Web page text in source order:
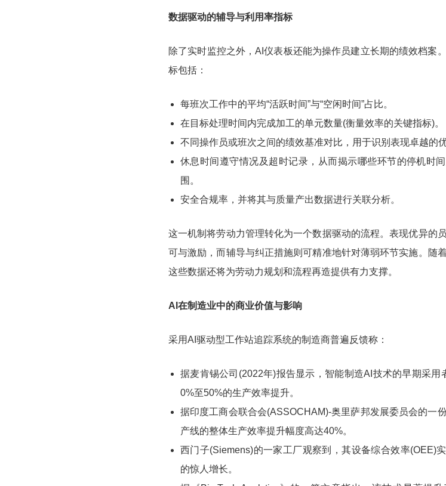
数据驱动的辅导与利用率指标
除了实时监控之外，AI仪表板还能为操作员建立长期的绩效档案
标包括：
每班次工作中的平均“活跃时间”与“空闲时间”占比。
在目标处理时间内完成加工的单元数量(衡量效率的关键指标)。
不同操作员或班次之间的绩效基准对比，用于识别表现卓越的优
休息时间遵守情况及超时记录，从而揭示哪些环节的停机时
围。
安全合规率，并将其与质量产出数据进行关联分析。
这一机制将劳动力管理转化为一个数据驱动的流程。表现优异的
可与激励，而辅导与纠正措施则可精准地针对薄弱环节实施。随
这些数据还将为劳动力规划和流程再造提供有力支撑。
AI在制造业中的商业价值与影响
采用AI驱动型工作站追踪系统的制造商普遍反馈称：
据麦肯锡公司(2022年)报告显示，智能制造AI技术的早期采用
0%至50%的生产效率提升。
据印度工商会联合会(ASSOCHAM)-奥里萨邦发展委员会的一
产线的整体生产效率提升幅度高达40%。
西门子(Siemens)的一家工厂观察到，其设备综合效率(OEE)
的惊人增长。